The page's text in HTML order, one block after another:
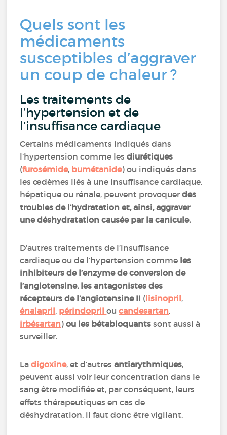
Quels sont les
médicaments
susceptibles d’aggraver
un coup de chaleur ?
Les traitements de
l’hypertension et de
l’insuffisance cardiaque
Certains médicaments indiqués dans
l’hypertension comme lesdiurétiques
(furosémide, bumétanide) ou indiqués dans
les œdèmes liés à une insuffisance cardiaque,
hépatique ou rénale, peuvent provoquer des
troubles de l’hydratation et, ainsi, aggraver
une déshydratation causée par la canicule.
D’autres traitements de l’insuffisance
cardiaque ou de l’hypertension comme les
inhibiteurs de l’enzyme de conversion de
l’angiotensine, les antagonistes des
récepteurs de l’angiotensine II (lisinopril,
énalapril, périndopriloucandesartan,
irbésartan)ou les bétabloquants sont aussi à
surveiller.
Ladigoxine, et d’autresantiarythmiques,
peuvent aussi voir leur concentration dans le
sang être modifiée et, par conséquent, leurs
effets thérapeutiques en cas de
déshydratation, il faut donc être vigilant.